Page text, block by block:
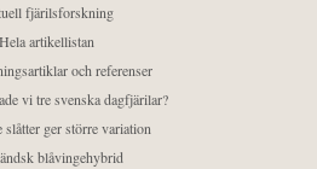
fjärilsforskning
Hela artikellistan
och referenser
vi tre svenska dagfjärilar?
slåtter ger större variation
blåvingehybrid